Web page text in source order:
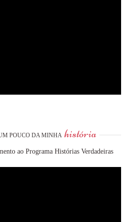
POUCO DA MINHA história
ao Programa Histórias Verdadeiras